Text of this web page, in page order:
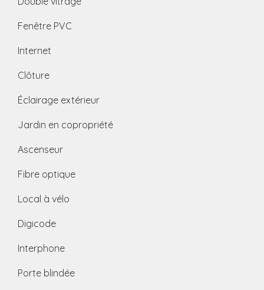
Fenêtre PVC
Internet
Clôture
Éclairage extérieur
Jardin en copropriété
Ascenseur
Fibre optique
Local à vélo
Digicode
Interphone
Porte blindée